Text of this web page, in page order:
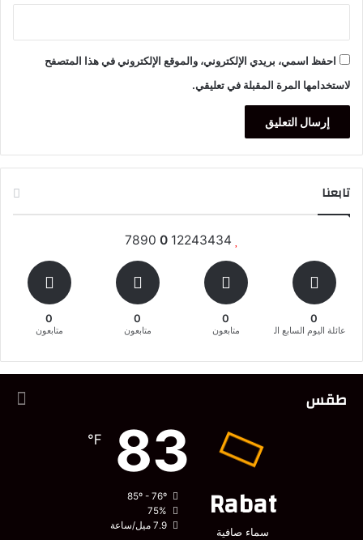
احفظ اسمي، بريدي الإلكتروني، والموقع الإلكتروني في هذا المتصفح
لاستخدامها المرة المقبلة في تعليقي.
تابعنا
12243434
0
0
عائلة اليوم السابع المغربية
0
متابعون
0
متابعون
0
متابعون
طقس
Rabat
سماء صافية
83
℉
85º - 76º
75%
7.9 ميل/ساعة